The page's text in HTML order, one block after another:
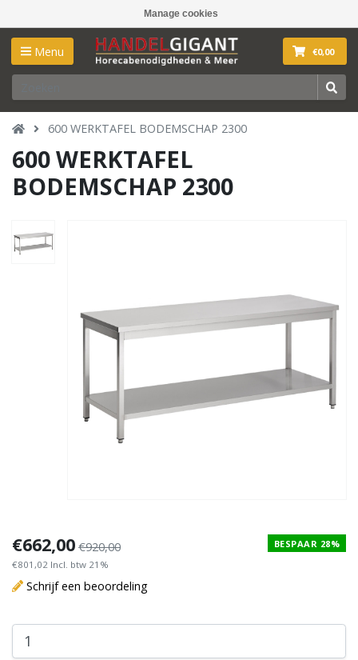
Manage cookies
Menu €0,00
600 WERKTAFEL BODEMSCHAP 2300
600 WERKTAFEL
BODEMSCHAP 2300
€662,00 €920,00
€801,02 Incl. btw 21%
BESPAAR 28%
Schrijf een beoordeling